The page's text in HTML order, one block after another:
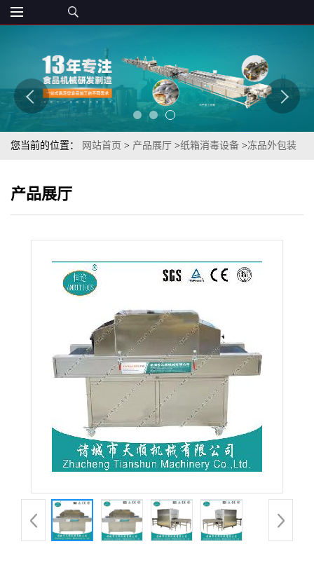
您当前的位置： 网站首页 > 产品展厅 >纸箱消毒设备 >冻品外包装
产品展厅